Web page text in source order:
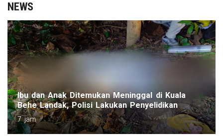
NEWS
Ibu dan Anak Ditemukan Meninggal di Kuala
Behe Landak, Polisi Lakukan Penyelidikan
7 jam